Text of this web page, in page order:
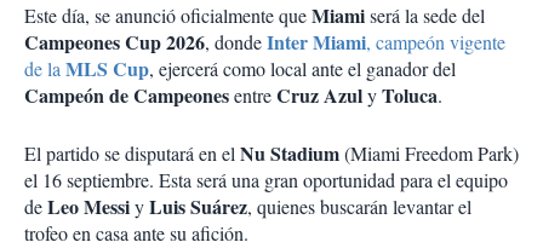
Este día, se anunció oficialmente queMiamiserá la sede del
Campeones Cup 2026, dondeInter Miami, campeón vigente
de laMLS Cup, ejercerá como local ante el ganador del
Campeón de CampeonesentreCruz AzulyToluca.
El partido se disputará en elNu Stadium(Miami Freedom Park)
el 16 septiembre. Esta será una gran oportunidad para el equipo
deLeo MessiyLuis Suárez, quienes buscarán levantar el
trofeo en casa ante su afición.